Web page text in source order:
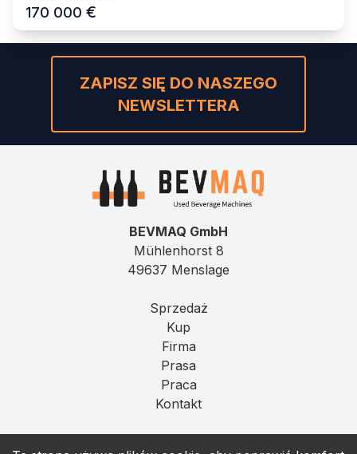
170 000 €
ZAPISZ SIĘ DO NASZEGO
NEWSLETTERA
BEVMAQ GmbH
Mühlenhorst 8
49637 Menslage
Sprzedaż
Kup
Firma
Prasa
Praca
Kontakt